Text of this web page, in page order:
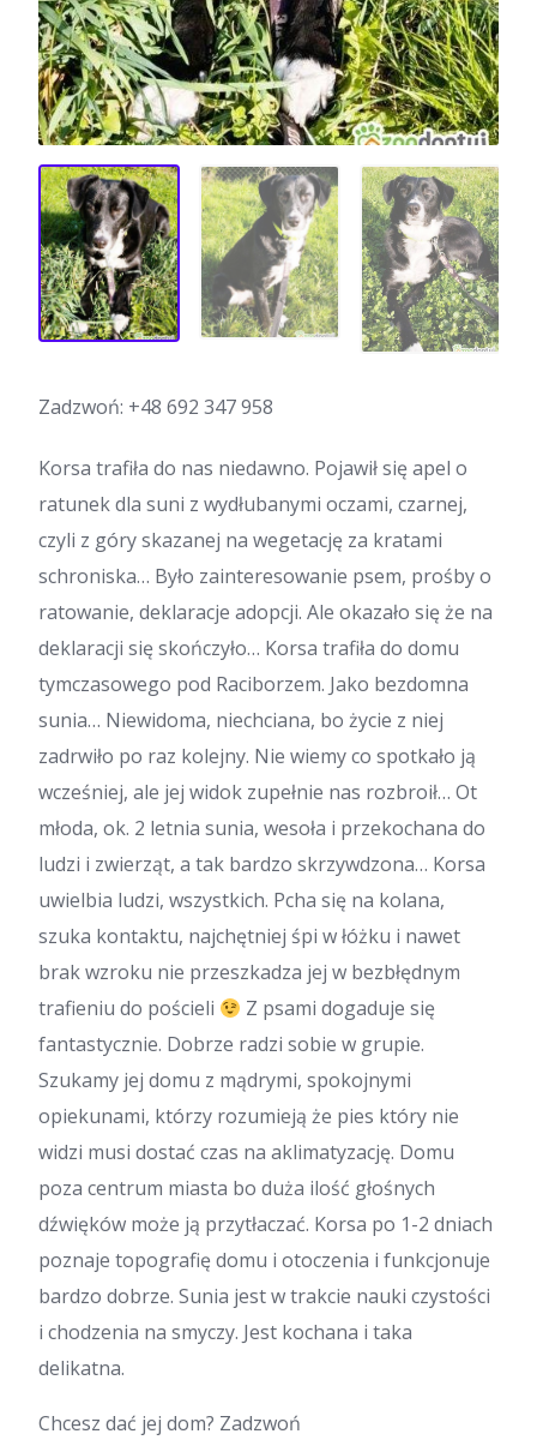
Zadzwoń: +48 692 347 958
Korsa trafiła do nas niedawno. Pojawił się apel o
ratunek dla suni z wydłubanymi oczami, czarnej,
czyli z góry skazanej na wegetację za kratami
schroniska… Było zainteresowanie psem, prośby o
ratowanie, deklaracje adopcji. Ale okazało się że na
deklaracji się skończyło… Korsa trafiła do domu
tymczasowego pod Raciborzem. Jako bezdomna
sunia… Niewidoma, niechciana, bo życie z niej
zadrwiło po raz kolejny. Nie wiemy co spotkało ją
wcześniej, ale jej widok zupełnie nas rozbroił… Ot
młoda, ok. 2 letnia sunia, wesoła i przekochana do
ludzi i zwierząt, a tak bardzo skrzywdzona… Korsa
uwielbia ludzi, wszystkich. Pcha się na kolana,
szuka kontaktu, najchętniej śpi w łóżku i nawet
brak wzroku nie przeszkadza jej w bezbłędnym
trafieniu do pościeli
Z psami dogaduje się
fantastycznie. Dobrze radzi sobie w grupie.
Szukamy jej domu z mądrymi, spokojnymi
opiekunami, którzy rozumieją że pies który nie
widzi musi dostać czas na aklimatyzację. Domu
poza centrum miasta bo duża ilość głośnych
dźwięków może ją przytłaczać. Korsa po 1-2 dniach
poznaje topografię domu i otoczenia i funkcjonuje
bardzo dobrze. Sunia jest w trakcie nauki czystości
i chodzenia na smyczy. Jest kochana i taka
delikatna.
Chcesz dać jej dom? Zadzwoń